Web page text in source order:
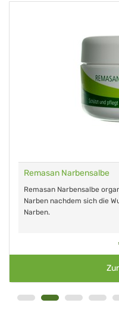
Remasan Narbensalbe
Remasan Narbensalbe
Narben nachdem sich die
Narben.